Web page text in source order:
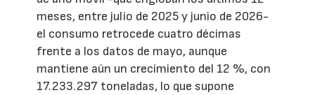
meses, entre julio de 2025 y junio de 2026-
el consumo retrocede cuatro décimas
frente a los datos de mayo, aunque
mantiene aún un crecimiento del 12 %, con
17.233.297 toneladas, lo que supone